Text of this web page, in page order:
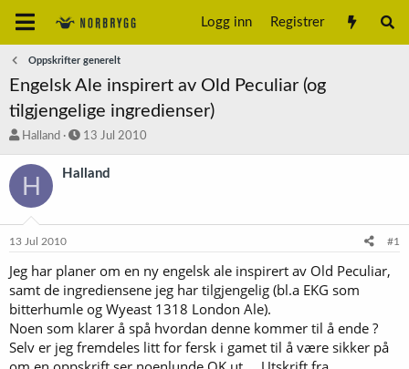
Logg inn Registrer
Oppskrifter generelt
Engelsk Ale inspirert av Old Peculiar (og
tilgjengelige ingredienser)
T
å
d
t
e
r
Halland
S
a
o
13 Jul 2010
H Halland
13 Jul 2010 #1
Jeg har planer om en ny engelsk ale inspirert av Old Peculiar,
samt de ingrediensene jeg har tilgjengelig (bl.a EKG som
bitterhumle og Wyeast 1318 London Ale).
Noen som klarer å spå hvordan denne kommer til å ende ?
Selv er jeg fremdeles litt for fersk i gamet til å være sikker på